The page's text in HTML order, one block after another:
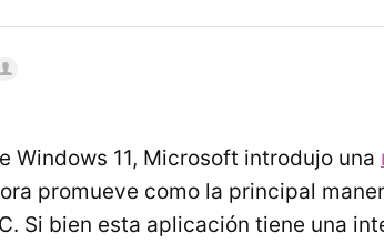
Windows 11, Microsoft introdujo una
promueve como la principal
Si bien esta aplicación tiene una